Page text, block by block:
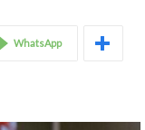
WhatsApp